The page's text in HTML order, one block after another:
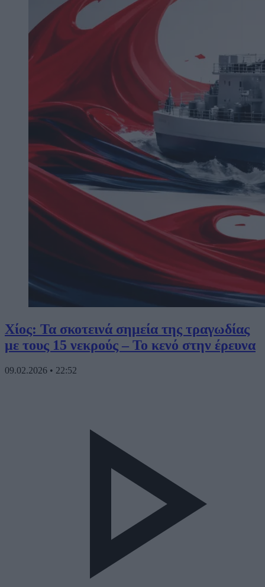
Χίος: Τα σκοτεινά σημεία της τραγωδίας
με τους 15 νεκρούς – Το κενό στην έρευνα
09.02.2026 • 22:52